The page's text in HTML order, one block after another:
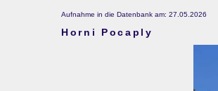
Aufnahme in die Datenbank am: 27.05.2026
Horni Pocaply